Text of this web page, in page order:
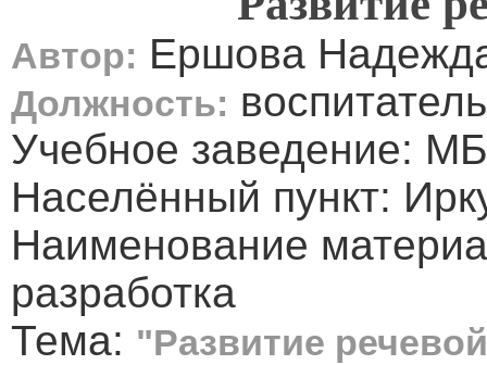
Автор: Ершова
Должность: воспитатель
Учебное заведение:
Населённый пункт:
Наименование
разработка
Тема: "Развитие